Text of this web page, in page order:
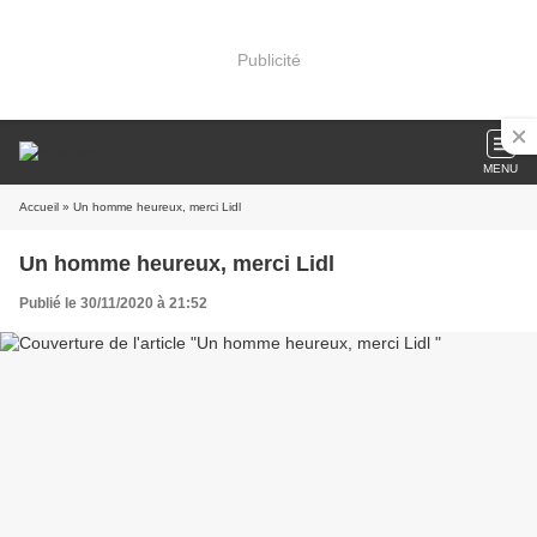
Publicité
MENU
Accueil » Un homme heureux, merci Lidl
Un homme heureux, merci Lidl
Publié le 30/11/2020 à 21:52